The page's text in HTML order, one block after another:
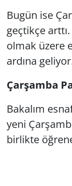
Bugün ise
geçtikçe
olmak üzere
ardına
Çarşamba
Bakalım
yeni
birlikte